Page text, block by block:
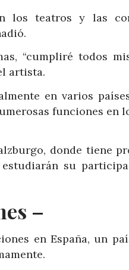
los teatros y las
“cumpliré todos
artista.
en varios
funciones en
donde tiene
su
–
en España, un